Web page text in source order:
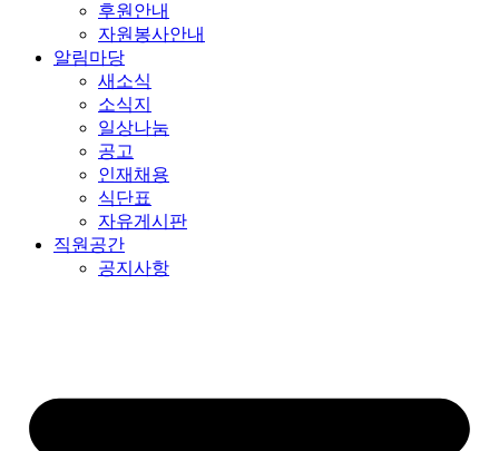
후원안내
자원봉사안내
알림마당
새소식
소식지
일상나눔
공고
인재채용
식단표
자유게시판
직원공간
공지사항